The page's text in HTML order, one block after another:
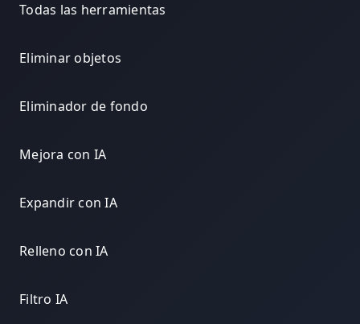
Todas las herramientas
Eliminar objetos
Eliminador de fondo
Mejora con IA
Expandir con IA
Relleno con IA
Filtro IA